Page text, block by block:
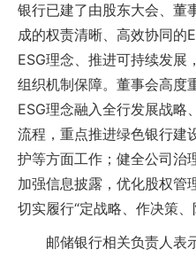
银行已建了由股东大会、董
成的权责清晰、高效协同的
ESG理念、推进可持续发展
组织机制保障。董事会高度
ESG理念融入全行发展战略
流程，重点推进绿色银行建
护等方面工作；健全公司治
加强信息披露，优化股权管
切实履行“定战略、作决策、
邮储银行相关负责人表